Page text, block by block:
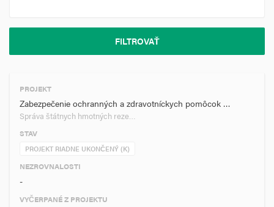
PROJEKT
Zabezpečenie ochranných a zdravotníckych pomôcok …
Správa štátnych hmotných reze…
STAV
PROJEKT RIADNE UKONČENÝ (K)
NEZROVNALOSTI
-
VYČERPANÉ Z PROJEKTU